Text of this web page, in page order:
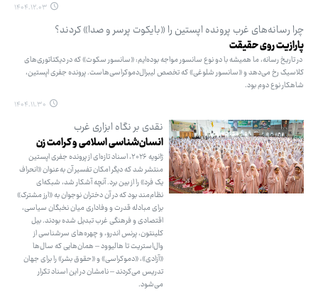
۱۴۰۴.۱۲.۰۳
چرا رسانه‌های غرب پرونده اپستین را «بایکوت پرسر و صدا» کردند؟
پارازیت روی حقیقت
در تاریخ رسانه، ما همیشه با دو نوع سانسور مواجه بوده‌ایم: «سانسور سکوت» که در دیکتاتوری‌های
کلاسیک رخ می‌دهد و «سانسور شلوغی» که تخصص لیبرال‌دموکراسی‌هاست. پرونده جفری اپستین،
شاهکار نوع دوم بود.
۱۴۰۴.۱۱.۳۰
نقدی بر نگاه ابزاری غرب
انسان‌شناسی اسلامی و کرامت زن
ژانویه ۲۰۲۶، اسناد تازه‌ای از پرونده جفری اپستین
منتشر شد که دیگر امکان تفسیر آن به‌عنوان «انحراف
یک فرد» را از بین برد. آنچه آشکار شد، شبکه‌ای
نظام‌مند بود که در آن دختران نوجوان به «ارز مشترک»
برای مبادله قدرت و وفاداری میان نخبگان سیاسی،
اقتصادی و فرهنگی غرب تبدیل شده بودند. بیل
کلینتون، پرنس اندرو، و چهره‌های سرشناسی از
وال‌استریت تا هالیوود – همان‌هایی که سال‌ها
«آزادی»، «دموکراسی» و «حقوق بشر» را برای جهان
تدریس می‌کردند – نامشان در این اسناد تکرار
می‌شود.